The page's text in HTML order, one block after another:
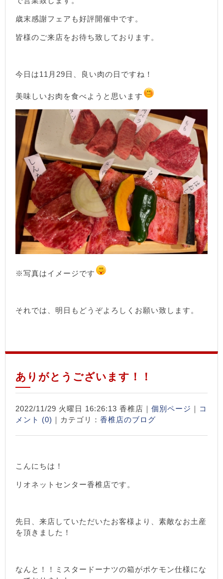
歳末感謝フェアも好評開催中です。
皆様のご来店をお待ち致しております。
今日は11月29日、良い肉の日ですね！
美味しいお肉を食べようと思います
※写真はイメージです
それでは、明日もどうぞよろしくお願い致します。
ありがとうございます！！
2022/11/29 火曜日 16:26:13 香椎店｜ 個別ページ ｜ コ
メント (0) ｜カテゴリ： 香椎店のブログ
こんにちは！
リオネットセンター香椎店です。
先日、来店していただいたお客様より、素敵なお土産
を頂きました！
なんと！！ミスタードーナツの箱がポケモン仕様にな